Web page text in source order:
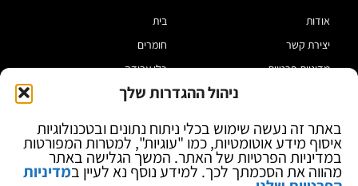
ניהול ההגדרות שלך
באתר זה נעשה שימוש בכלי ניתוח נתונים ובטכנולוגיות
איסוף מידע אוטומטיות, כמו "עוגיות", למטרות המפורטות
במדיניות הפרטיות של האתר. המשך הגלישה באתר
מהווה את הסכמתך לכך. למידע נוסף נא לעיין במדיניות
אודות
יצירת קשר
מדיניות פרטיות
בלוג
בית
חומרים
כלי עבודה
מוצרי הלחמה
ספקי כח ומודדים
ציוד אופטי להגדלה